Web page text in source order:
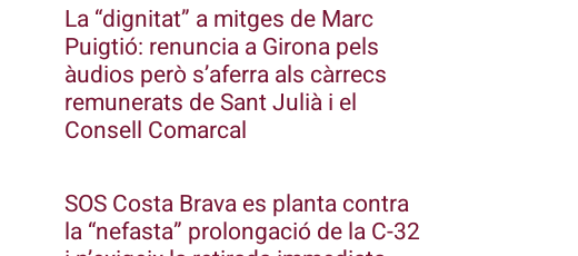
La “dignitat” a mitges de Marc
Puigtió: renuncia a Girona pels
àudios però s’aferra als càrrecs
remunerats de Sant Julià i el
Consell Comarcal
SOS Costa Brava es planta contra
la “nefasta” prolongació de la C-32